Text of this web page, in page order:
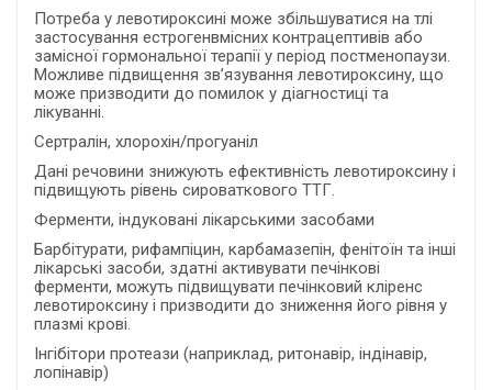
Потреба у левотироксині може збільшуватися на тлі
застосування естрогенвмісних контрацептивів або
замісної гормональної терапії у період постменопаузи.
Можливе підвищення зв’язування левотироксину, що
може призводити до помилок у діагностиці та
лікуванні.
Сертралін, хлорохін/прогуаніл
Дані речовини знижують ефективність левотироксину і
підвищують рівень сироваткового ТТГ.
Ферменти, індуковані лікарськими засобами
Барбітурати, рифампіцин, карбамазепін, фенітоїн та інші
лікарські засоби, здатні активувати печінкові
ферменти, можуть підвищувати печінковий кліренс
левотироксину і призводити до зниження його рівня у
плазмі крові.
Інгібітори протеази (наприклад, ритонавір, індінавір,
лопінавір)